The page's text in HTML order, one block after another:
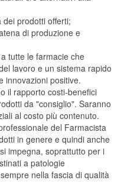
prodotti offerti;
di produzione e
tutte le farmacie che
lavoro e un sistema rapido
innovazioni positive.
il rapporto costi-benefici
da "consiglio". Saranno
al costo più contenuto.
del Farmacista
in genere e quindi anche
impegna, soprattutto per i
a patologie
nella fascia di qualità